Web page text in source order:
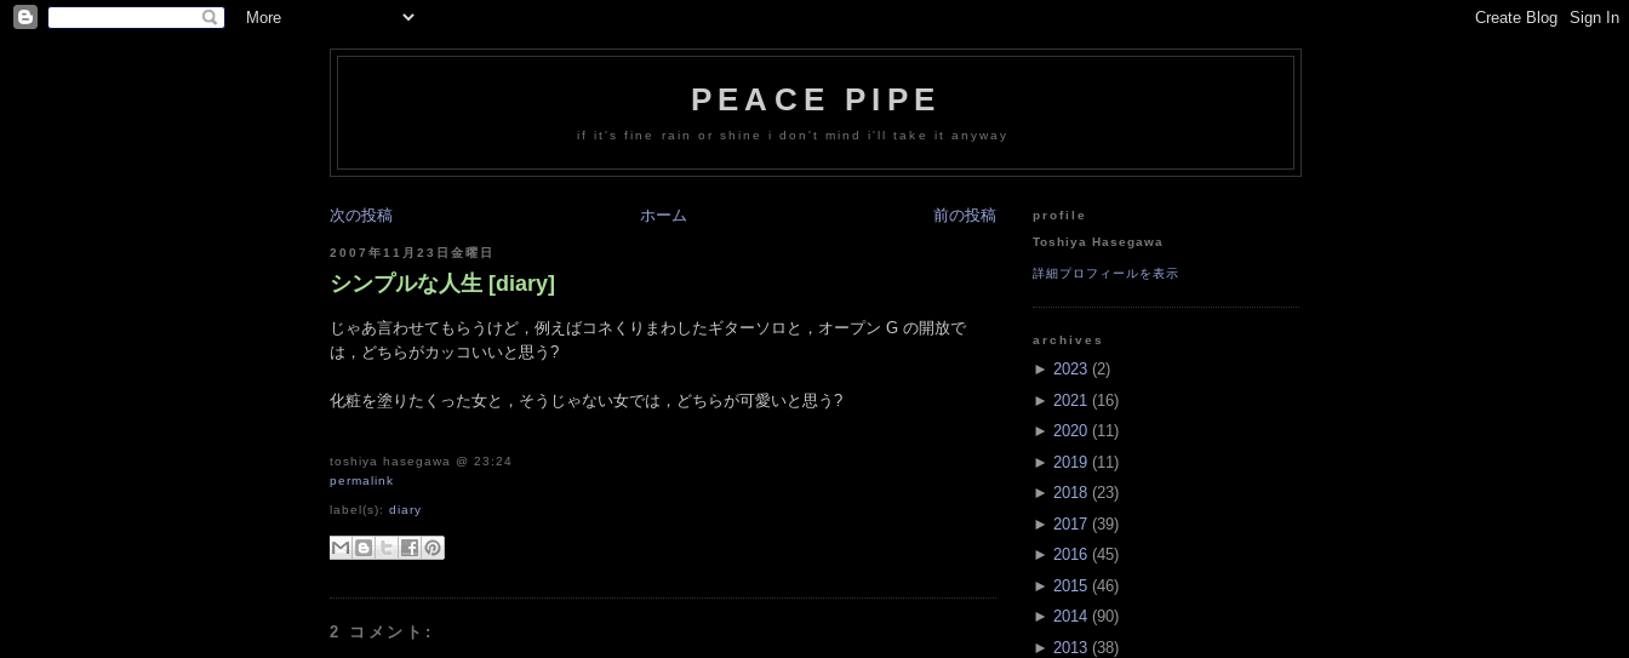
PEACE PIPE
if it's fine rain or shine i don't mind i'll take it anyway
次の投稿 前の投稿
ホーム
2007年11月23日金曜日
シンプルな人生 [diary]
じゃあ言わせてもらうけど，例えばコネくりまわしたギターソロと，オープン G の開放で
は，どちらがカッコいいと思う?
化粧を塗りたくった女と，そうじゃない女では，どちらが可愛いと思う?
toshiya hasegawa @ 23:24
permalink
label(s):diary
2 コメント:
profile
Toshiya Hasegawa
詳細プロフィールを表示
archives
► 2023 (2)
► 2021 (16)
► 2020 (11)
► 2019 (11 )
► 2018 (23)
► 2017 (39)
► 2016 (45)
► 2015 (46)
► 2014 (90)
► 2013 (38)